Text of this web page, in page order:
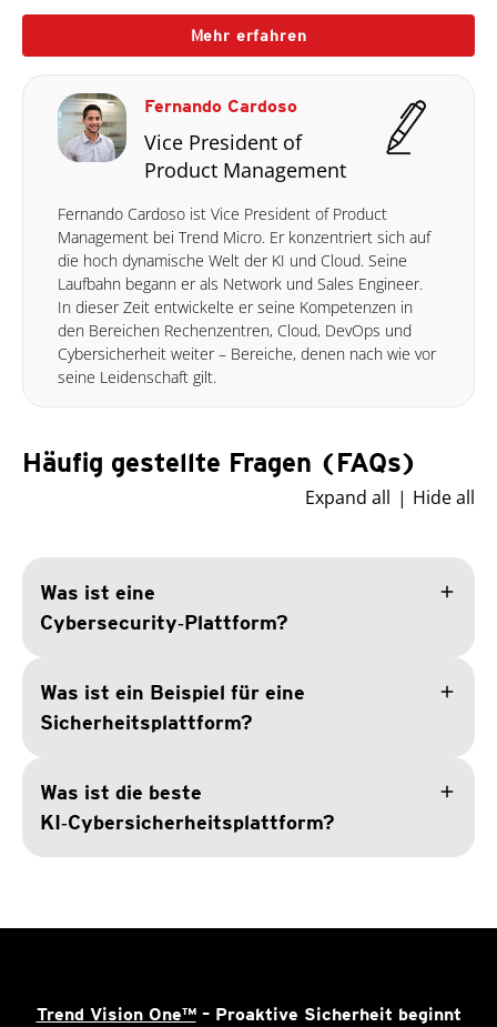
Mehr erfahren
Fernando Cardoso
Vice President of
Product Management
Fernando Cardoso ist Vice President of Product
Management bei Trend Micro. Er konzentriert sich auf
die hoch dynamische Welt der KI und Cloud. Seine
Laufbahn begann er als Network und Sales Engineer.
In dieser Zeit entwickelte er seine Kompetenzen in
den Bereichen Rechenzentren, Cloud, DevOps und
Cybersicherheit weiter – Bereiche, denen nach wie vor
seine Leidenschaft gilt.
Häufig gestellte Fragen (FAQs)
Expand all Hide all
Was ist eine
Cybersecurity‑Plattform?
add
Was ist ein Beispiel für eine
Sicherheitsplattform?
add
Was ist die beste
KI‑Cybersicherheitsplattform?
add
Trend Vision One™– Proaktive Sicherheit beginnt